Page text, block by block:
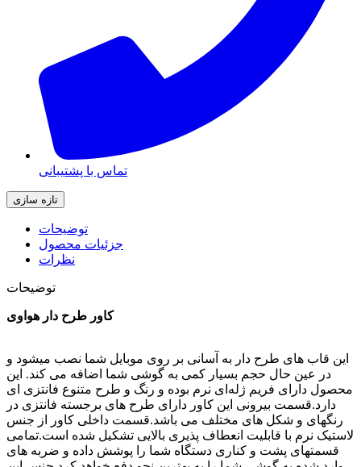
تماس با پشتیبانی
توضیحات
جزئیات محصول
نظرات
توضیحات
کاور طرح دار هواوی
این قاب های طرح دار به آسانی بر روی موبایل شما نصب میشود و
در عین حال حجم بسیار کمی به گوشی شما اضافه می کند. این
محصول دارای فریم ژله‌ای نرم بوده و رنگ و طرح متنوع فانتزی ای
دارد.قسمت بیرونی این کاور دارای طرح های برجسته فانتزی در
رنگهای و شکل های مختلف می باشد.قسمت داخلی کاور از جنس
لاستیک نرم با قابلیت انعطاف پذیری بالایی تشکیل شده است.تمامی
قسمتهای پشت و کناری دستگاه شما را پوشش داده و ضربه های